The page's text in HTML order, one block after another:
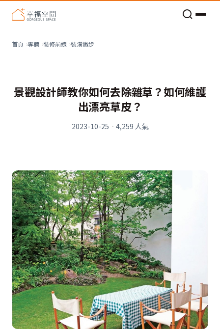
首頁 專欄 裝修前線 裝潢撇步
景觀設計師教你如何去除雜草？如何維護
出漂亮草皮？
2023-10-25 · 4,259 人氣